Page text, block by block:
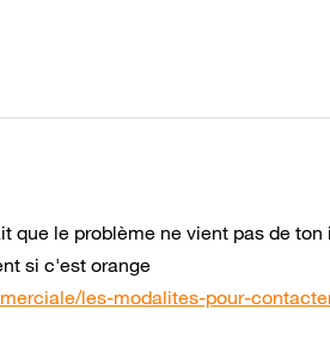
que le problème ne vient pas de
si c'est orange
les-modalites-pour-